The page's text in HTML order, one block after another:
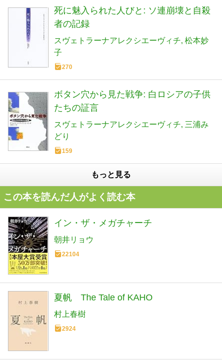
死に魅入られた人びと: ソ連崩壊と自殺
者の記録
スヴェトラーナアレクシエーヴィチ 松本妙
子
270
ボタン穴から見た戦争: 白ロシアの子供
たちの証言
スヴェトラーナアレクシエーヴィチ 三浦み
どり
159
もっと見る
この本を読んだ人がよく読む本
イン・ザ・メガチャーチ
朝井リョウ
22104
夏帆 The Tale of KAHO
村上春樹
2924